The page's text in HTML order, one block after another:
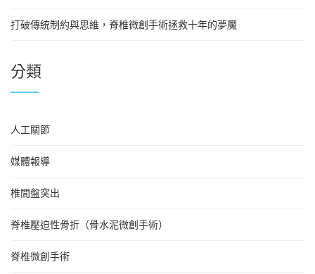
打破傳統制約與思維，脊椎微創手術拯救十年的夢魘
分類
人工關節
媒體報導
椎間盤突出
脊椎壓迫性骨折（骨水泥微創手術）
脊椎微創手術